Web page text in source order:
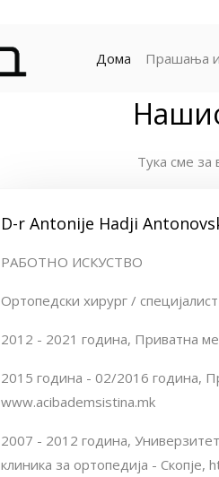
Дома Прашања
Тука сме за
D-r Antonije Hadji
РАБОТНО ИСКУСТВО
Ортопедски хирург / специјалист
2012 - 2021 година, Приватна
2015 година - 02/2016 година,
www.acibademsistina.mk
2007 - 2012 година,
клиника за ортопедија - Скопје,